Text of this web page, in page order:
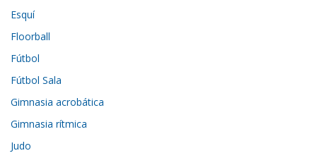
Esquí
Floorball
Fútbol
Fútbol Sala
Gimnasia acrobática
Gimnasia rítmica
Judo